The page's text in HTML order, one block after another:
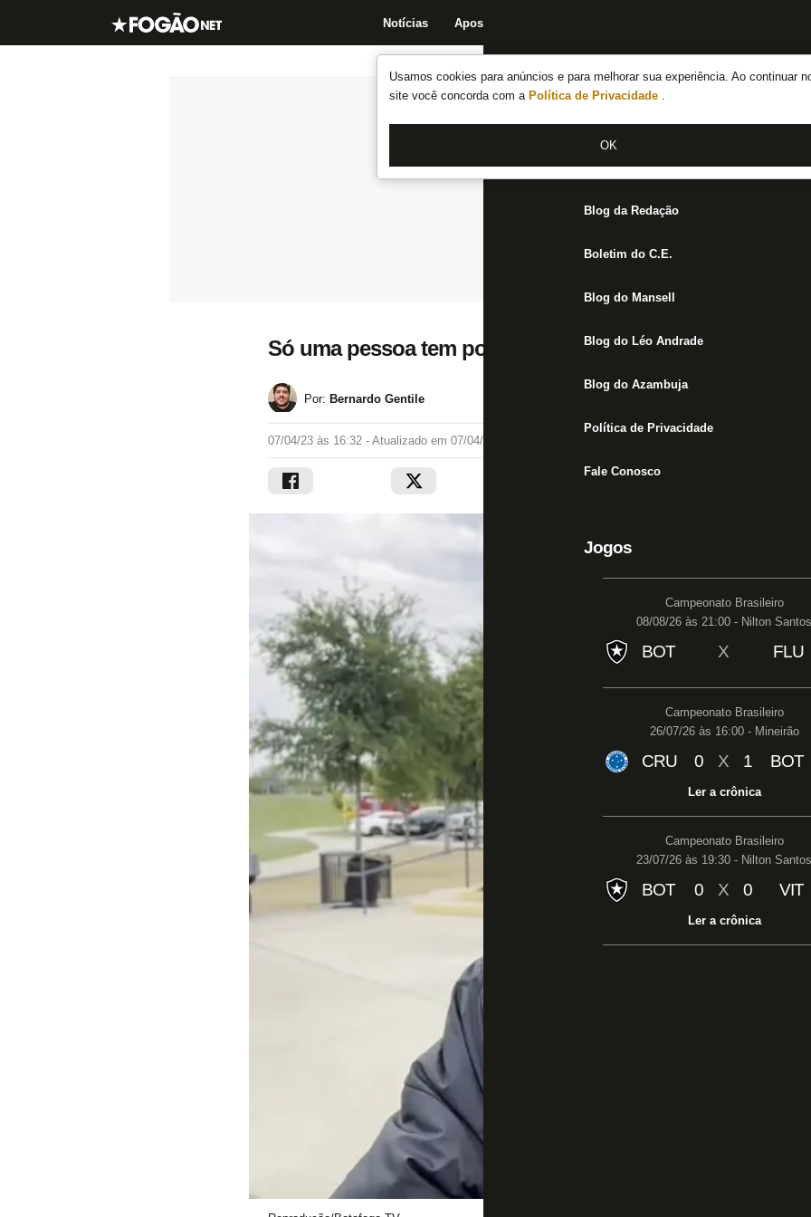
Usamos cookies para anúncios e para melhorar sua experiência. Ao continuar
site você concorda com a Política de Privacidade .
OK
Notícias Apostas
Notícias do Botafogo
Fórum
Jogos
Blog da Redação
Boletim do C.E.
Blog do Mansell
Blog do Léo Andrade
Blog do Azambuja
Política de Privacidade
Fale Conosco
Jogos
Campeonato Brasileiro
08/08/26 às 21:00 - Nilton Santos
BOT X FLU
Campeonato Brasileiro
26/07/26 às 16:00 - Mineirão
CRU 0 X 1 BOT
Ler a crônica
Campeonato Brasileiro
23/07/26 às 19:30 - Nilton Santos
BOT 0 X 0 VIT
Ler a crônica
Só uma pessoa tem poder de mudar algo no Botafogo:
Por: Bernardo Gentile
07/04/23 às 16:32 - Atualizado em 07/04/23 às 16:41